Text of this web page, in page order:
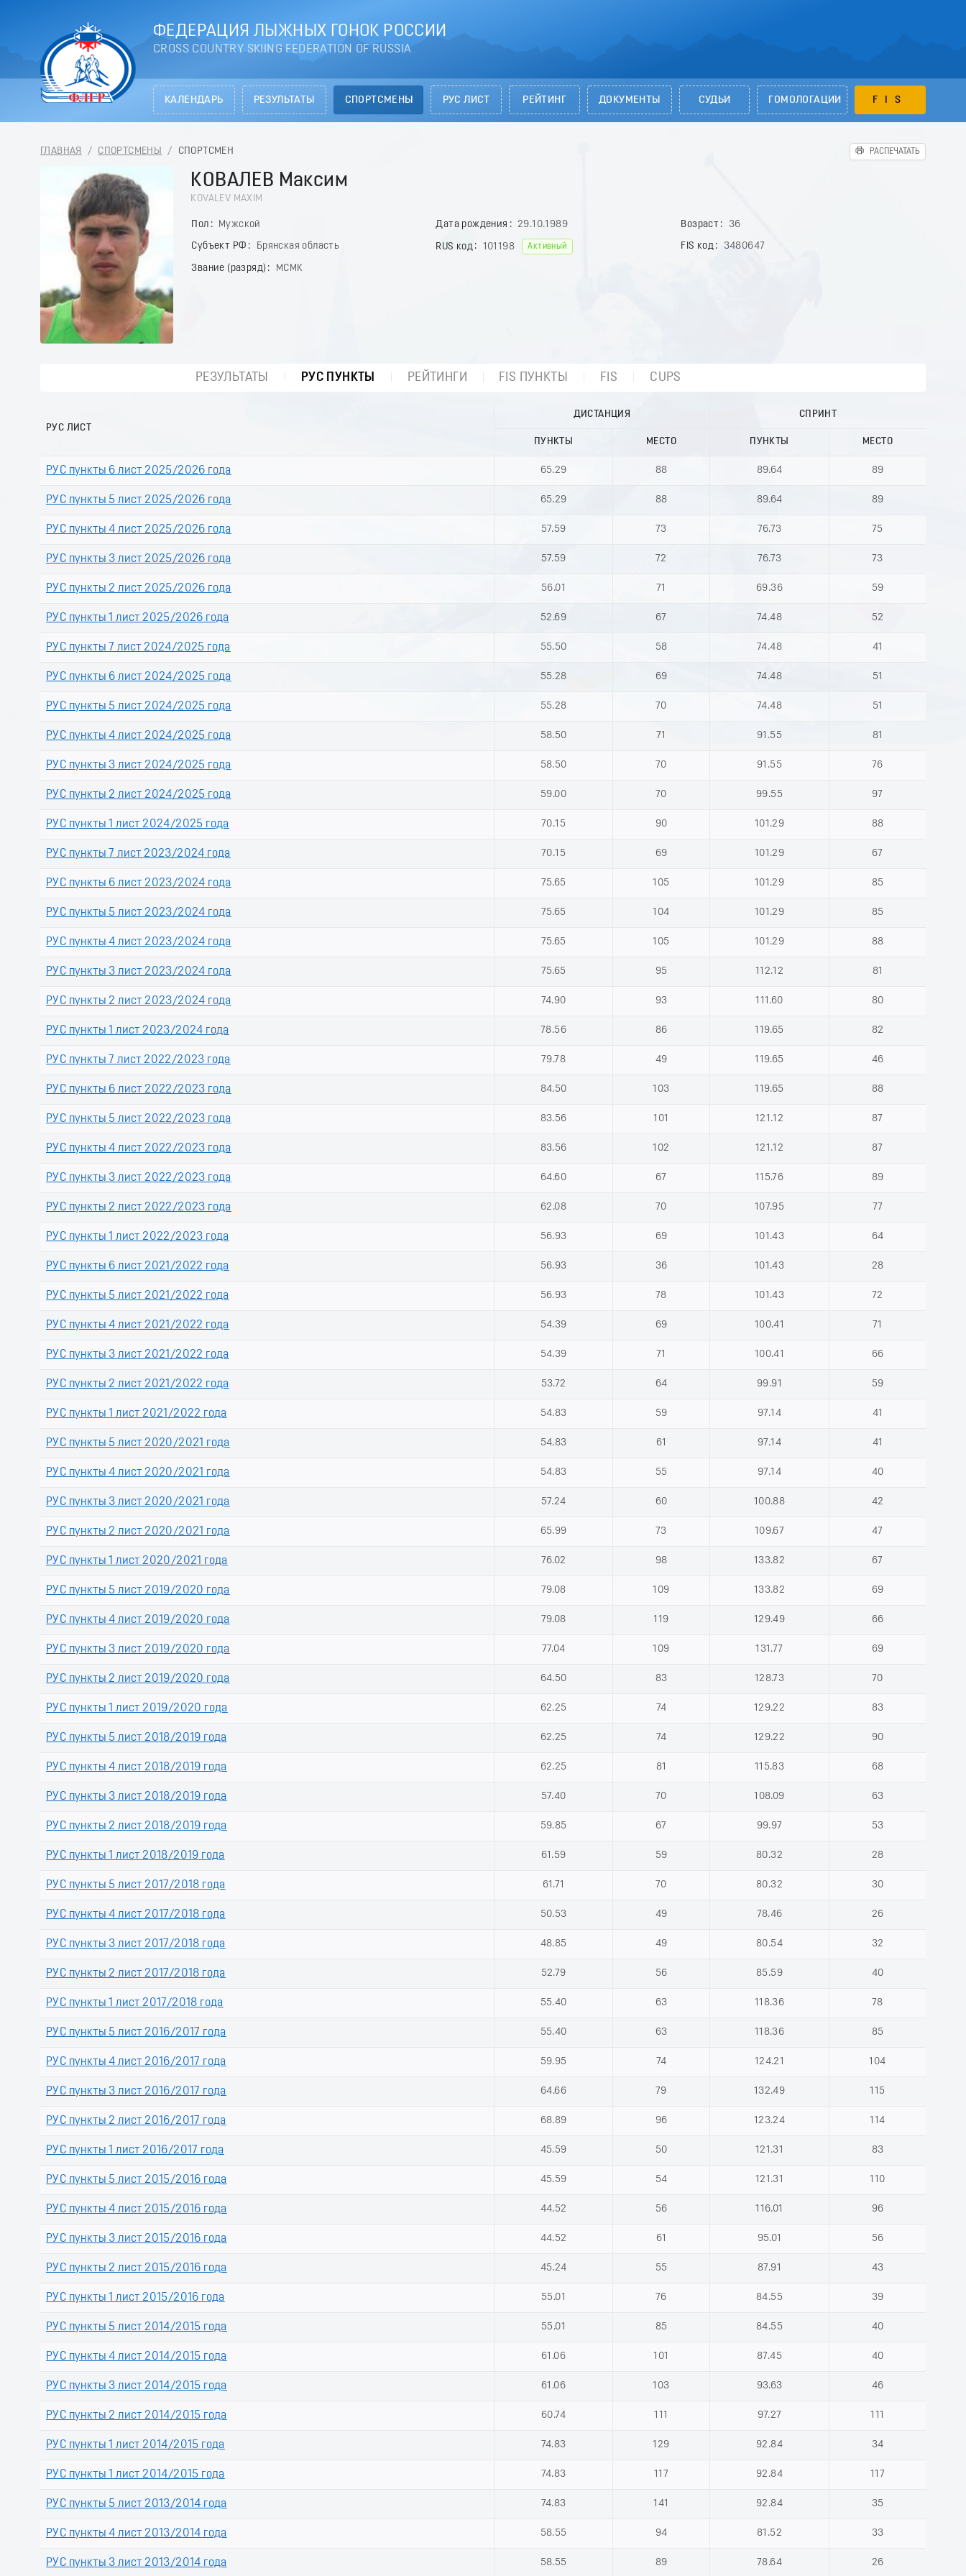
ФЕДЕРАЦИЯ ЛЫЖНЫХ ГОНОК РОССИИ
CROSS COUNTRY SKIING FEDERATION OF RUSSIA
КАЛЕНДАРЬ РЕЗУЛЬТАТЫ СПОРТСМЕНЫ РУС ЛИСТ РЕЙТИНГ ДОКУМЕНТЫ СУДЬИ ГОМОЛОГАЦИИ FIS
ГЛАВНАЯ / СПОРТСМЕНЫ / СПОРТСМЕН РАСПЕЧАТАТЬ
КОВАЛЕВ Максим
KOVALEV MAXIM
Пол Мужской Дата рождения 29.10.1989 Возраст
36
Субъект РФ
Брянская область RUS код 101198 Активный FIS код 3480647
Звание (разряд) МСМК
РЕЗУЛЬТАТЫ РУС ПУНКТЫ РЕЙТИНГИ FIS ПУНКТЫ FIS CUPS
РУС ЛИСТ
ДИСТАНЦИЯ СПРИНТ
ПУНКТЫ МЕСТО ПУНКТЫ МЕСТО
РУС пункты 6 лист 2025/2026 года 65.29 88 89.64 89
РУС пункты 5 лист 2025/2026 года 65.29 88 89.64 89
РУС пункты 4 лист 2025/2026 года 57.59 73 76.73 75
РУС пункты 3 лист 2025/2026 года 57.59 72 76.73 73
РУС пункты 2 лист 2025/2026 года 56.01 71 69.36 59
РУС пункты 1 лист 2025/2026 года 52.69 67 74.48 52
РУС пункты 7 лист 2024/2025 года 55.50 58 74.48 41
РУС пункты 6 лист 2024/2025 года 55.28 69 74.48 51
РУС пункты 5 лист 2024/2025 года 55.28 70 74.48 51
РУС пункты 4 лист 2024/2025 года 58.50 71 91.55 81
РУС пункты 3 лист 2024/2025 года 58.50 70 91.55 76
РУС пункты 2 лист 2024/2025 года 59.00 70 99.55 97
РУС пункты 1 лист 2024/2025 года 70.15 90 101.29 88
РУС пункты 7 лист 2023/2024 года 70.15 69 101.29 67
РУС пункты 6 лист 2023/2024 года 75.65 105 101.29 85
РУС пункты 5 лист 2023/2024 года 75.65 104 101.29 85
РУС пункты 4 лист 2023/2024 года 75.65 105 101.29 88
РУС пункты 3 лист 2023/2024 года 75.65 95 112.12 81
РУС пункты 2 лист 2023/2024 года 74.90 93 111.60 80
РУС пункты 1 лист 2023/2024 года 78.56 86 119.65 82
РУС пункты 7 лист 2022/2023 года 79.78 49 119.65 46
РУС пункты 6 лист 2022/2023 года 84.50 103 119.65 88
РУС пункты 5 лист 2022/2023 года 83.56 101 121.12 87
РУС пункты 4 лист 2022/2023 года 83.56 102 121.12 87
РУС пункты 3 лист 2022/2023 года 64.60 67 115.76 89
РУС пункты 2 лист 2022/2023 года 62.08 70 107.95 77
РУС пункты 1 лист 2022/2023 года 56.93 69 101.43 64
РУС пункты 6 лист 2021/2022 года 56.93 36 101.43 28
РУС пункты 5 лист 2021/2022 года 56.93 78 101.43 72
РУС пункты 4 лист 2021/2022 года 54.39 69 100.41 71
РУС пункты 3 лист 2021/2022 года 54.39 71 100.41 66
РУС пункты 2 лист 2021/2022 года 53.72 64 99.91 59
РУС пункты 1 лист 2021/2022 года 54.83 59 97.14 41
РУС пункты 5 лист 2020/2021 года 54.83 61 97.14 41
РУС пункты 4 лист 2020/2021 года 54.83 55 97.14 40
РУС пункты 3 лист 2020/2021 года 57.24 60 100.88 42
РУС пункты 2 лист 2020/2021 года 65.99 73 109.67 47
РУС пункты 1 лист 2020/2021 года 76.02 98 133.82 67
РУС пункты 5 лист 2019/2020 года 79.08 109 133.82 69
РУС пункты 4 лист 2019/2020 года 79.08 119 129.49 66
РУС пункты 3 лист 2019/2020 года 77.04 109 131.77 69
РУС пункты 2 лист 2019/2020 года 64.50 83 128.73 70
РУС пункты 1 лист 2019/2020 года 62.25 74 129.22 83
РУС пункты 5 лист 2018/2019 года 62.25 74 129.22 90
РУС пункты 4 лист 2018/2019 года 62.25 81 115.83 68
РУС пункты 3 лист 2018/2019 года 57.40 70 108.09 63
РУС пункты 2 лист 2018/2019 года 59.85 67 99.97 53
РУС пункты 1 лист 2018/2019 года 61.59 59 80.32 28
РУС пункты 5 лист 2017/2018 года 61.71 70 80.32 30
РУС пункты 4 лист 2017/2018 года 50.53 49 78.46 26
РУС пункты 3 лист 2017/2018 года 48.85 49 80.54 32
РУС пункты 2 лист 2017/2018 года 52.79 56 85.59 40
РУС пункты 1 лист 2017/2018 года 55.40 63 118.36 78
РУС пункты 5 лист 2016/2017 года 55.40 63 118.36 85
РУС пункты 4 лист 2016/2017 года 59.95 74 124.21 104
РУС пункты 3 лист 2016/2017 года 64.66 79 132.49 115
РУС пункты 2 лист 2016/2017 года 68.89 96 123.24 114
РУС пункты 1 лист 2016/2017 года 45.59 50 121.31 83
РУС пункты 5 лист 2015/2016 года 45.59 54 121.31 110
РУС пункты 4 лист 2015/2016 года 44.52 56 116.01 96
РУС пункты 3 лист 2015/2016 года 44.52 61 95.01 56
РУС пункты 2 лист 2015/2016 года 45.24 55 87.91 43
РУС пункты 1 лист 2015/2016 года 55.01 76 84.55 39
РУС пункты 5 лист 2014/2015 года 55.01 85 84.55 40
РУС пункты 4 лист 2014/2015 года 61.06 101 87.45 40
РУС пункты 3 лист 2014/2015 года 61.06 103 93.63 46
РУС пункты 2 лист 2014/2015 года 60.74 111 97.27 111
РУС пункты 1 лист 2014/2015 года 74.83 129 92.84 34
РУС пункты 1 лист 2014/2015 года 74.83 117 92.84 117
РУС пункты 5 лист 2013/2014 года 74.83 141 92.84 35
РУС пункты 4 лист 2013/2014 года 58.55 94 81.52 33
РУС пункты 3 лист 2013/2014 года 58.55 89 78.64 26